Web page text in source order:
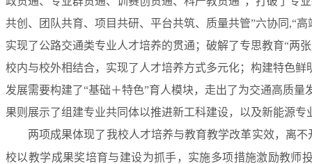
共创、团队共育、项目共研、平台共筑、质量共管”六协同,“
实现了公路交通类专业人才培养的贯通；破解了专思教育“两
校内与校外相结合，实现了人才培养方式多元化；构建特色
发展需要构建了“基础＋特色”育人模块，走出了为交通高质
果则展示了组建专业共同体以推进新工科建设，以及新能源专
两项成果体现了我校人才培养与教育教学改革实效， 离不
校以教学成果奖培育与建设为抓手，实施多项措施激励教师